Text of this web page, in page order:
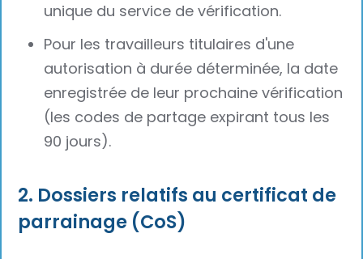
unique du service de vérification.
Pour les travailleurs titulaires d'une
autorisation à durée déterminée, la date
enregistrée de leur prochaine vérification
(les codes de partage expirant tous les
90 jours).
2. Dossiers relatifs au certificat de
parrainage (CoS)